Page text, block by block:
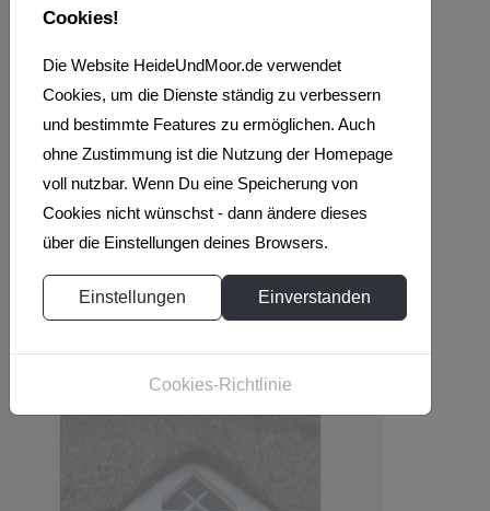
Cookies!
Die Website HeideUndMoor.de verwendet
Cookies, um die Dienste ständig zu verbessern
und bestimmte Features zu ermöglichen. Auch
ohne Zustimmung ist die Nutzung der Homepage
voll nutzbar. Wenn Du eine Speicherung von
Cookies nicht wünschst - dann ändere dieses
über die Einstellungen deines Browsers.
Einstellungen Einverstanden
Cookies-Richtlinie